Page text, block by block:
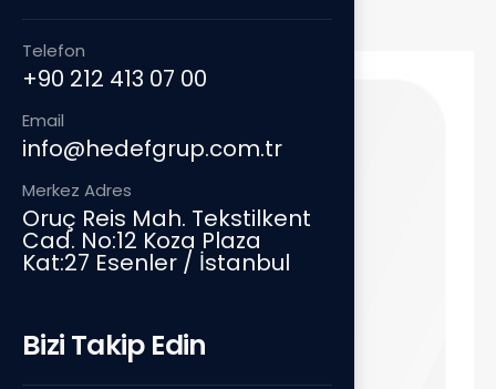
Telefon
+90 212 413 07 00
Email
info@hedefgrup.com.tr
Merkez Adres
Oruç Reis Mah. Tekstilkent
Cad. No:12 Koza Plaza
Kat:27 Esenler / İstanbul
Bizi Takip Edin